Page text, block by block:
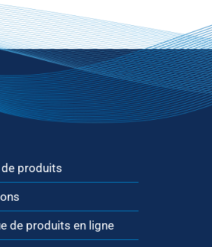
produits
de produits en ligne